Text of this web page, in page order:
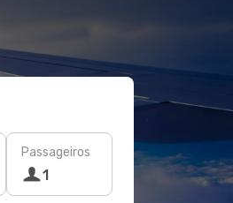
Passageiros
1